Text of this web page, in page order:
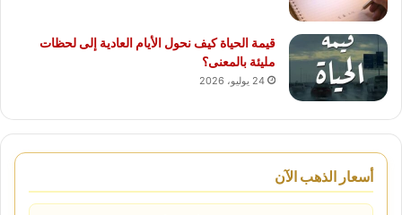
قيمة الحياة كيف نحول الأيام العادية إلى لحظات
مليئة بالمعنى؟
24 يوليو، 2026
أسعار الذهب الآن